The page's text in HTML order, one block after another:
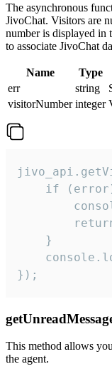
The asynchronous
JivoChat. Visitors are
number is displayed in
to associate JivoChat
Name Type
err
string
visitorNumber integer
if
    }
});
This method allows
the agent.